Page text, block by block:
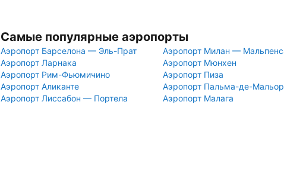
Самые популярные аэропорты
Аэропорт Барселона — Эль-Прат
Аэропорт Милан —
Аэропорт Ларнака
Аэропорт Мюнхен
Аэропорт Рим-Фьюмичино
Аэропорт Пиза
Аэропорт Аликанте
Аэропорт Пальма-де-
Аэропорт Лиссабон — Портела
Аэропорт Малага